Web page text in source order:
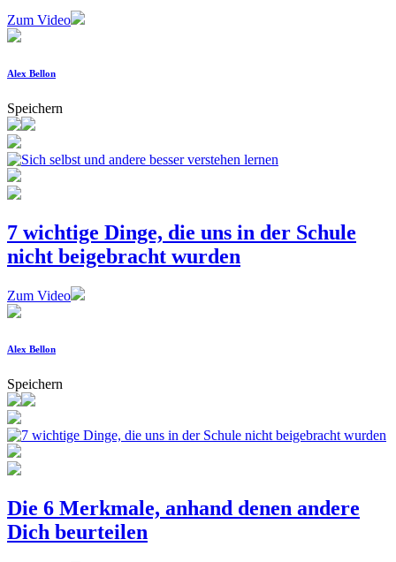
Zum Video
Alex Bellon
Speichern
7 wichtige Dinge, die uns in der Schule
nicht beigebracht wurden
Zum Video
Alex Bellon
Speichern
Die 6 Merkmale, anhand denen andere
Dich beurteilen